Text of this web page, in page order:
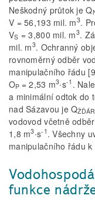
Neškodný průtok je Q
V = 56,193 mil. m3.
VS = 3,800 mil. m3.
mil. m3. Ochranný
rovnoměrný odběr
manipulačního řádu
OP = 2,53 m3∙s-1 .
a minimální odtok do
nad Sázavou je QŽĎÁR
vodovod včetně
1,8 m3∙s-1 . Všechny
manipulačního řádu
funkce